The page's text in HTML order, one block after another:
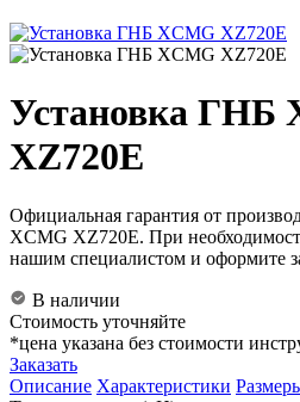
Установка ГНБ
XZ720E
Официальная гарантия от
XCMG XZ720E. При
нашим специалистом и оформите
В наличии
Стоимость уточняйте
*цена указана без стоимости
Заказать
Описание Характеристики